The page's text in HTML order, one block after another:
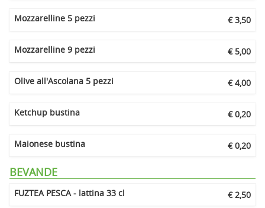
Mozzarelline 5 pezzi € 3,50
Mozzarelline 9 pezzi € 5,00
Olive all'Ascolana 5 pezzi € 4,00
Ketchup bustina € 0,20
Maionese bustina € 0,20
BEVANDE
FUZTEA PESCA - lattina 33 cl € 2,50